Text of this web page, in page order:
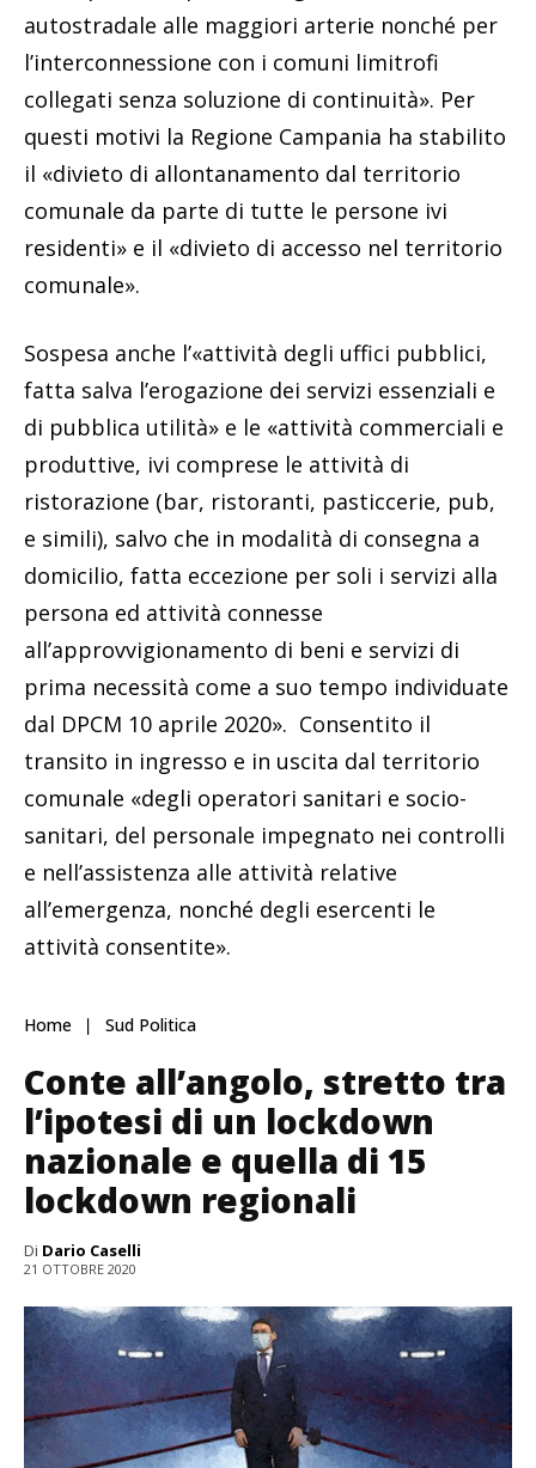
autostradale alle maggiori arterie nonché per
l’interconnessione con i comuni limitrofi
collegati senza soluzione di continuità». Per
questi motivi la Regione Campania ha stabilito
il «divieto di allontanamento dal territorio
comunale da parte di tutte le persone ivi
residenti» e il «divieto di accesso nel territorio
comunale».
Sospesa anche l’«attività degli uffici pubblici,
fatta salva l’erogazione dei servizi essenziali e
di pubblica utilità» e le «attività commerciali e
produttive, ivi comprese le attività di
ristorazione (bar, ristoranti, pasticcerie, pub,
e simili), salvo che in modalità di consegna a
domicilio, fatta eccezione per soli i servizi alla
persona ed attività connesse
all’approvvigionamento di beni e servizi di
prima necessità come a suo tempo individuate
dal DPCM 10 aprile 2020». Consentito il
transito in ingresso e in uscita dal territorio
comunale «degli operatori sanitari e socio-
sanitari, del personale impegnato nei controlli
e nell’assistenza alle attività relative
all’emergenza, nonché degli esercenti le
attività consentite».
Home Sud Politica
Conte all’angolo, stretto tra
l’ipotesi di un lockdown
nazionale e quella di 15
lockdown regionali
Di Dario Caselli
21 OTTOBRE 2020